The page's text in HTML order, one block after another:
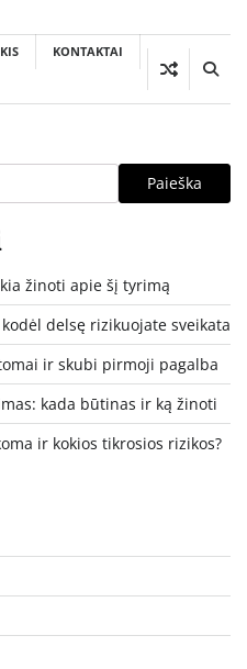
KONTAKTAI
Paieška
žinoti apie šį tyrimą
delsę rizikuojate sveikata
ir skubi pirmoji pagalba
kada būtinas ir ką žinoti
ir kokios tikrosios rizikos?